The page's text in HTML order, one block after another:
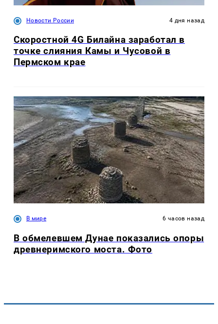
Новости России 4 дня назад
Скоростной 4G Билайна заработал в
точке слияния Камы и Чусовой в
Пермском крае
В мире 6 часов назад
В обмелевшем Дунае показались опоры
древнеримского моста. Фото